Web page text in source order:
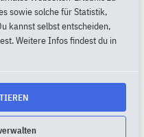
Einstellungen
sowie solche für Statistik,
kannst selbst entscheiden,
Weitere Infos findest du in